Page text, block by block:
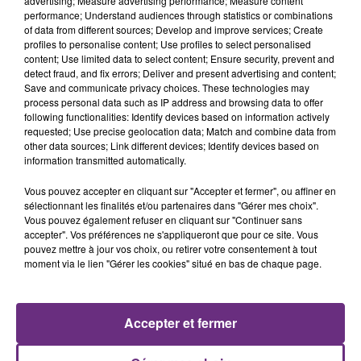
Le prix total de tous ces nouveaux véhicules est de
l'ordre de 518 mille euros.
FIL D'ACTUS
performance; Understand audiences through statistics or combinations
of data from different sources; Develop and improve services; Create
profiles to personalise content; Use profiles to select personalised
content; Use limited data to select content; Ensure security, prevent and
detect fraud, and fix errors; Deliver and present advertising and content;
Save and communicate privacy choices. These technologies may
process personal data such as IP address and browsing data to offer
following functionalities: Identify devices based on information actively
requested; Use precise geolocation data; Match and combine data from
other data sources; Link different devices; Identify devices based on
information transmitted automatically.
Vous pouvez accepter en cliquant sur "Accepter et fermer", ou affiner en
sélectionnant les finalités et/ou partenaires dans "Gérer mes choix".
Vous pouvez également refuser en cliquant sur "Continuer sans
accepter". Vos préférences ne s'appliqueront que pour ce site. Vous
pouvez mettre à jour vos choix, ou retirer votre consentement à tout
moment via le lien "Gérer les cookies" situé en bas de chaque page.
Accepter et fermer